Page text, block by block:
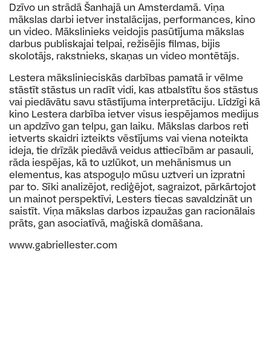
Dzīvo un strādā Šanhajā un Amsterdamā. Viņa
mākslas darbi ietver instalācijas, performances, kino
un video. Mākslinieks veidojis pasūtījuma mākslas
darbus publiskajai telpai, režisējis filmas, bijis
skolotājs, rakstnieks, skaņas un video montētājs.
Lestera mākslinieciskās darbības pamatā ir vēlme
stāstīt stāstus un radīt vidi, kas atbalstītu šos stāstus
vai piedāvātu savu stāstījuma interpretāciju. Līdzīgi kā
kino Lestera darbība ietver visus iespējamos medijus
un apdzīvo gan telpu, gan laiku. Mākslas darbos reti
ietverts skaidri izteikts vēstījums vai viena noteikta
ideja, tie drīzāk piedāvā veidus attiecībām ar pasauli,
rāda iespējas, kā to uzlūkot, un mehānismus un
elementus, kas atspoguļo mūsu uztveri un izpratni
par to. Sīki analizējot, rediģējot, sagraizot, pārkārtojot
un mainot perspektīvi, Lesters tiecas savaldzināt un
saistīt. Viņa mākslas darbos izpaužas gan racionālais
prāts, gan asociatīvā, maģiskā domāšana.
www.gabriellester.com